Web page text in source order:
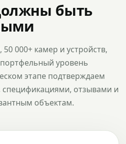
быть
50 000+ камер и устройств,
уровень
этапе подтверждаем
спецификациями, отзывами и
объектам.